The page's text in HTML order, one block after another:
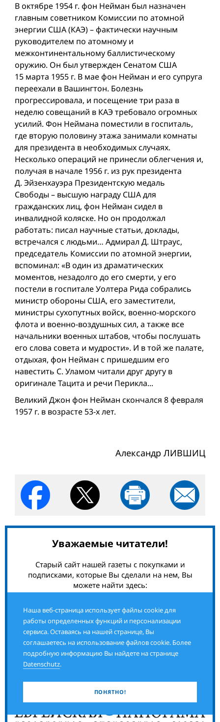
В октябре 1954 г. фон Нейман был назначен
главным советником Комиссии по атомной
энергии США (КАЭ) – фактически научным
руководителем по атомному и
межконтинентальному баллистическому
оружию. Он был утвержден Сенатом США
15 марта 1955 г. В мае фон Нейман и его супруга
переехали в Вашингтон. Болезнь
прогрессировала, и посещение три раза в
неделю совещаний в КАЭ требовало огромных
усилий. Фон Неймана поместили в госпиталь,
где вторую половину этажа занимали комнаты
для президента в необходимых случаях.
Несколько операций не принесли облегчения и,
получая в начале 1956 г. из рук президента
Д. Эйзенхауэра Президентскую медаль
Свободы – высшую награду США для
гражданских лиц, фон Нейман сидел в
инвалидной коляске. Но он продолжал
работать: писал научные статьи, доклады,
встречался с людьми… Адмирал Д. Штраус,
председатель Комиссии по атомной энергии,
вспоминал: «В один из драматических
моментов, незадолго до его смерти, у его
постели в госпитале Уолтера Рида собрались
министр обороны США, его заместители,
министры сухопутных войск, военно-морского
флота и военно-воздушных сил, а также все
начальники военных штабов, чтобы послушать
его слова совета и мудрости». И в той же палате,
отдыхая, фон Нейман с пришедшим его
навестить С. Уламом читали друг другу в
оригинале Тацита и речи Перикла...
Великий Джон фон Нейман скончался 8 февраля
1957 г. в возрасте 53-х лет.
Александр ЛИВШИЦ
Уважаемые читатели!
Старый сайт нашей газеты с покупками и
подписками, которые Вы сделали на нем, Вы
можете найти здесь:
А здесь Вы можете:
подписаться на газету,
приобрести актуальный номер или
а также заказать ознакомительный экземпляр
газеты
Наша веб-страница использует файлы cookie для
работы определенных функций и персонализации
сервиса. Оставаясь на нашей странице, Вы
соглашаетесь на использование файлов cookie. Более
подробную информацию Вы найдете на странице
Datenschutz.
ПОНЯТНО!